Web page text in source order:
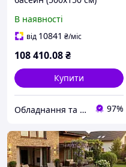
круглий, плівка 0.6 мм, 30
м³, металевий збірний
В наявності
від 10841 ₴/міс
108 410.08₴
Купити
Обладнання та хімія для басейнів з доставкою по всій Україні 97%